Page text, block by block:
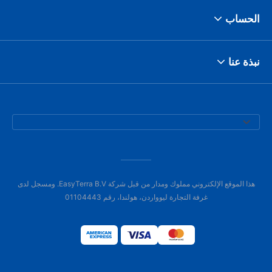
الحساب
نبذة عنا
هذا الموقع الإلكتروني مملوك ومدار من قبل شركة EasyTerra B.V. ومسجل لدى
غرفة التجارة ليوواردن، هولندا، رقم 01104443